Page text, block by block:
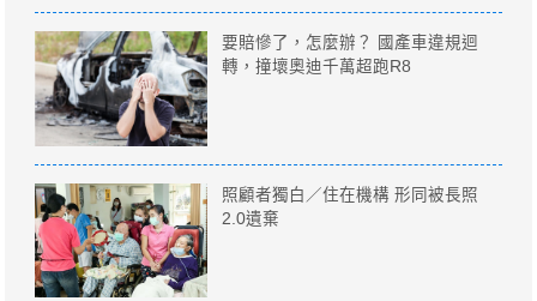
要賠慘了，怎麼辦？ 國產車違規迴
轉，撞壞奧迪千萬超跑R8
照顧者獨白／住在機構 形同被長照
2.0遺棄